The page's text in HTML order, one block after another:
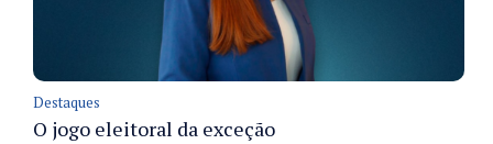
Destaques
O jogo eleitoral da exceção